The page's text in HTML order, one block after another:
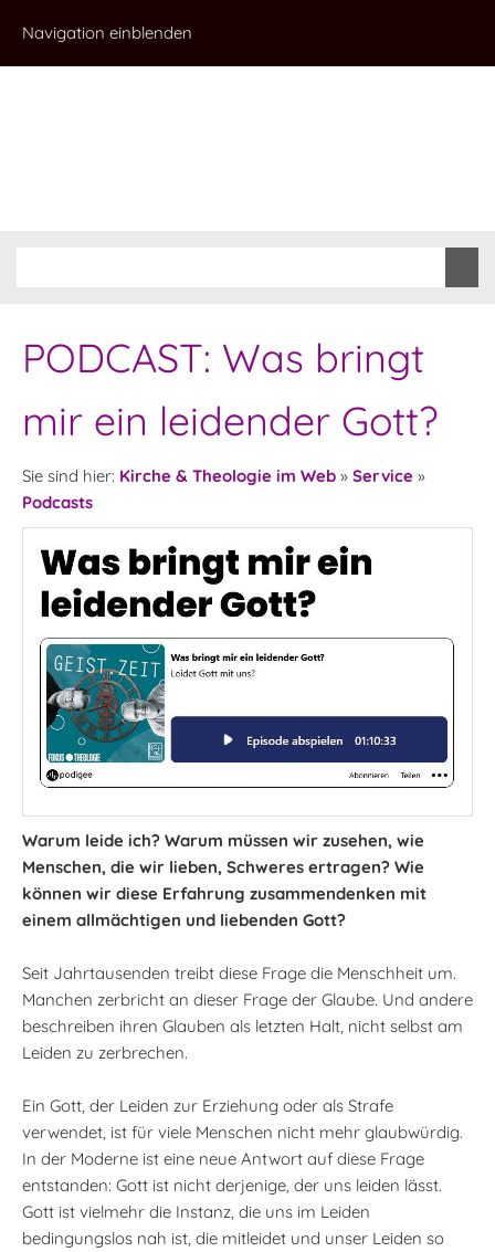
Navigation einblenden
PODCAST: Was bringt
mir ein leidender Gott?
Sie sind hier: Kirche & Theologie im Web » Service »
Podcasts
Warum leide ich? Warum müssen wir zusehen, wie
Menschen, die wir lieben, Schweres ertragen? Wie
können wir diese Erfahrung zusammendenken mit
einem allmächtigen und liebenden Gott?
Seit Jahrtausenden treibt diese Frage die Menschheit um.
Manchen zerbricht an dieser Frage der Glaube. Und andere
beschreiben ihren Glauben als letzten Halt, nicht selbst am
Leiden zu zerbrechen.
Ein Gott, der Leiden zur Erziehung oder als Strafe
verwendet, ist für viele Menschen nicht mehr glaubwürdig.
In der Moderne ist eine neue Antwort auf diese Frage
entstanden: Gott ist nicht derjenige, der uns leiden lässt.
Gott ist vielmehr die Instanz, die uns im Leiden
bedingungslos nah ist, die mitleidet und unser Leiden so